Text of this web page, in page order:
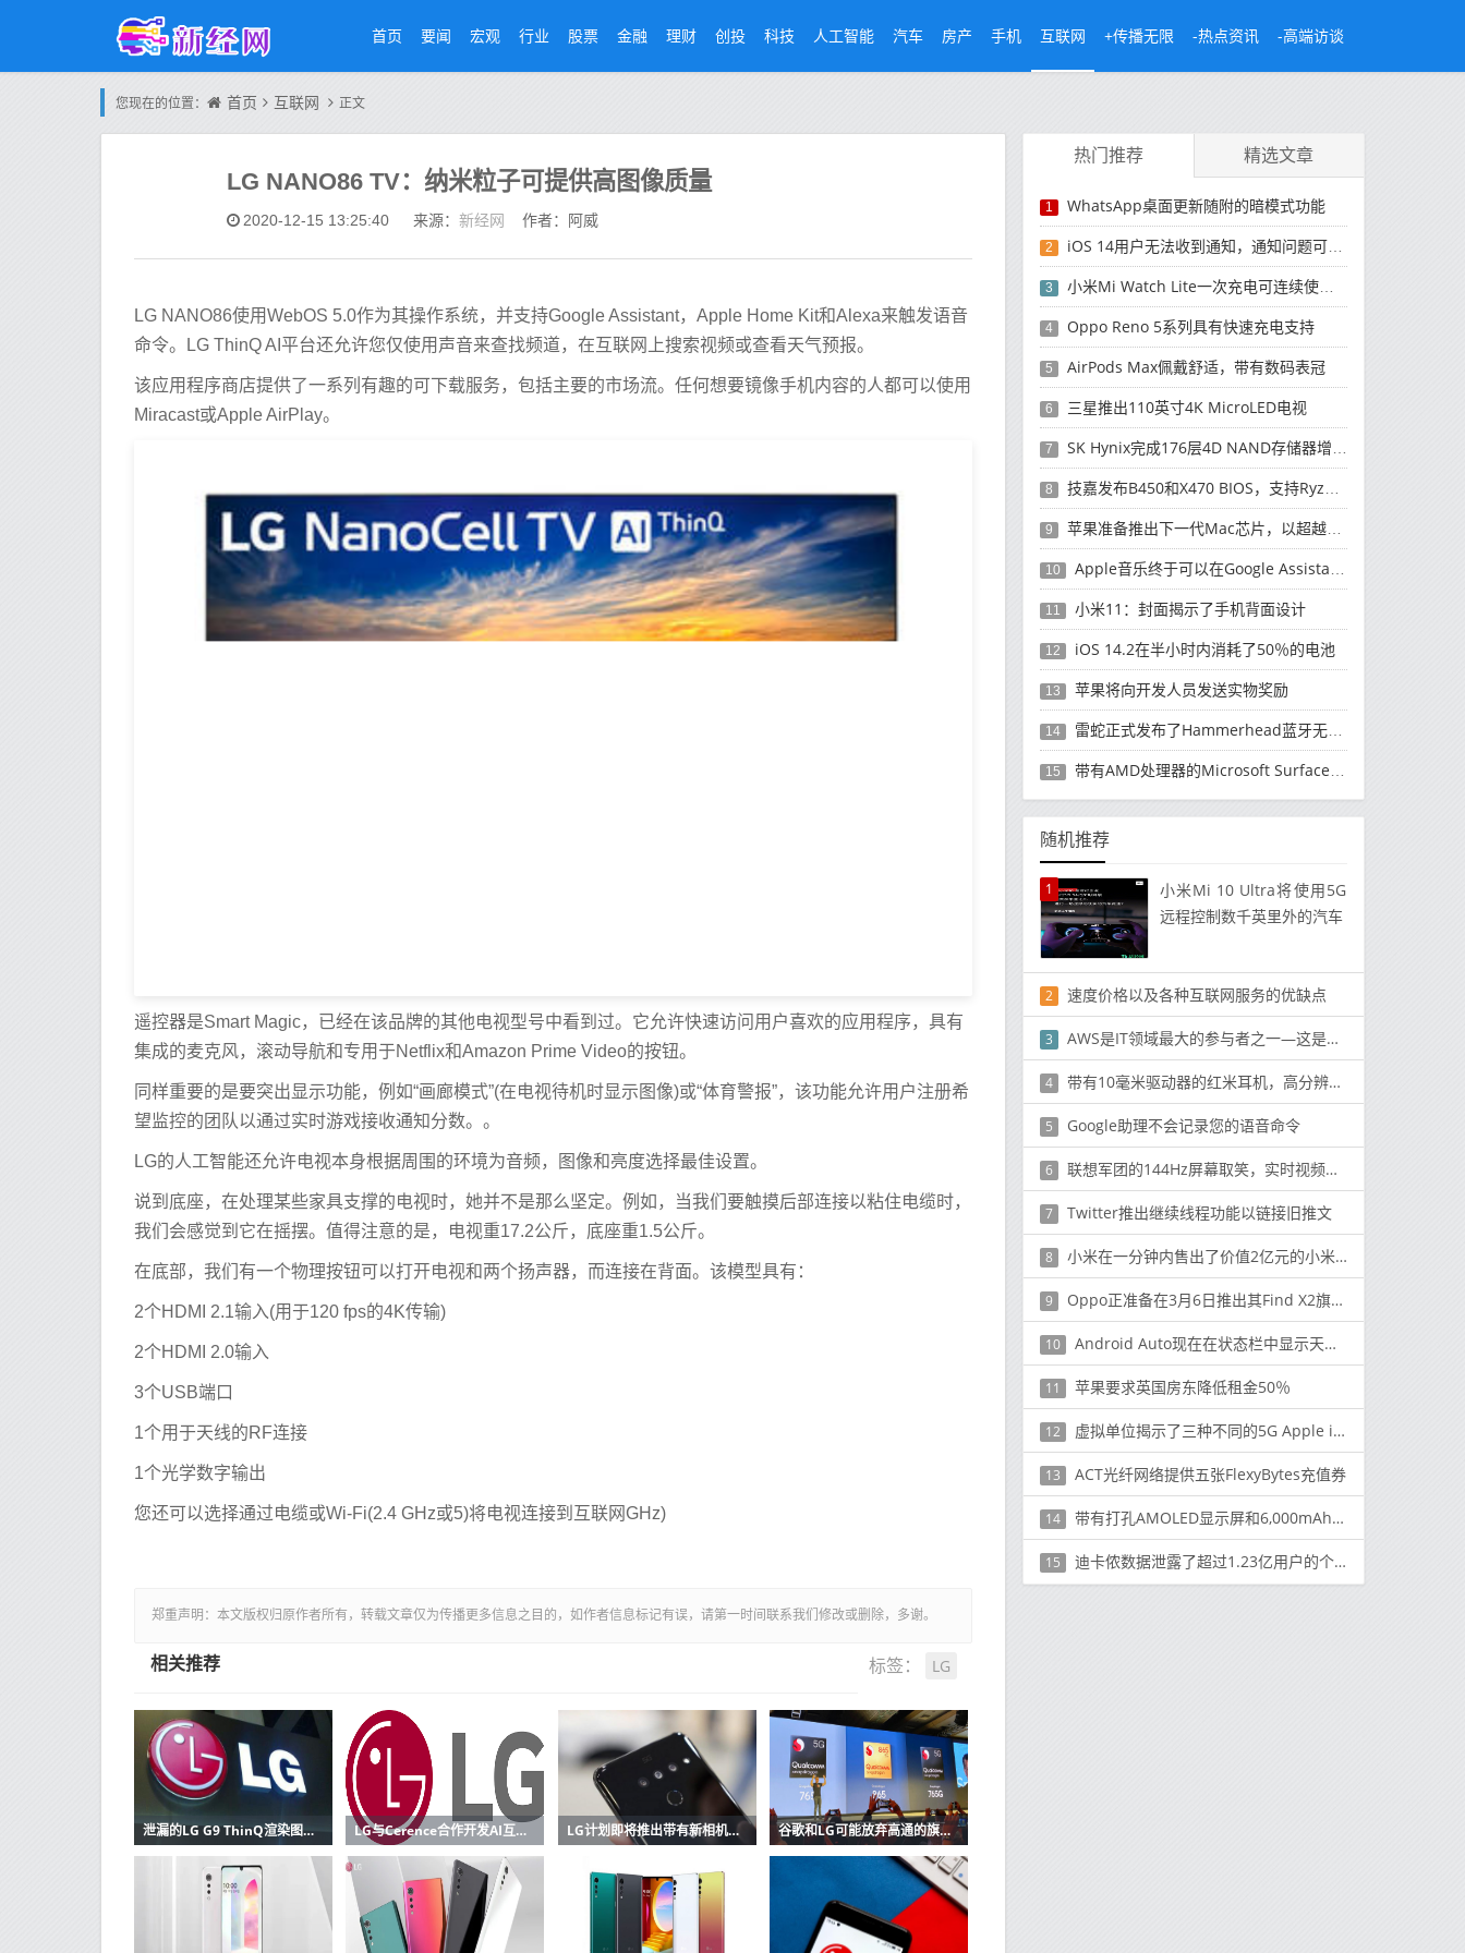
首页 要闻 宏观 行业 股票 金融 理财 创投 科技 人工智能 汽车 房产 手机 互联网 +传播无限 -热点资讯 -高端访谈
您现在的位置： 首页 互联网 正文
LG NANO86 TV：纳米粒子可提供高图像质量
2020-12-15 13:25:40 来源： 新经网 作者：阿威
LG NANO86使用WebOS 5.0作为其操作系统，并支持Google Assistant，Apple Home Kit和Alexa来触发语音
命令。LG ThinQ AI平台还允许您仅使用声音来查找频道，在互联网上搜索视频或查看天气预报。
该应用程序商店提供了一系列有趣的可下载服务，包括主要的市场流。任何想要镜像手机内容的人都可以使用
Miracast或Apple AirPlay。
遥控器是Smart Magic，已经在该品牌的其他电视型号中看到过。它允许快速访问用户喜欢的应用程序，具有
集成的麦克风，滚动导航和专用于Netflix和Amazon Prime Video的按钮。
同样重要的是要突出显示功能，例如“画廊模式”(在电视待机时显示图像)或“体育警报”，该功能允许用户注册希
望监控的团队以通过实时游戏接收通知分数。。
LG的人工智能还允许电视本身根据周围的环境为音频，图像和亮度选择最佳设置。
说到底座，在处理某些家具支撑的电视时，她并不是那么坚定。例如，当我们要触摸后部连接以粘住电缆时，
我们会感觉到它在摇摆。值得注意的是，电视重17.2公斤，底座重1.5公斤。
在底部，我们有一个物理按钮可以打开电视和两个扬声器，而连接在背面。该模型具有：
2个HDMI 2.1输入(用于120 fps的4K传输)
2个HDMI 2.0输入
3个USB端口
1个用于天线的RF连接
1个光学数字输出
您还可以选择通过电缆或Wi-Fi(2.4 GHz或5)将电视连接到互联网GHz)
郑重声明：本文版权归原作者所有，转载文章仅为传播更多信息之目的，如作者信息标记有误，请第一时间联系我们修改或删除，多谢。
标签： LG
相关推荐
泄漏的LG G9 ThinQ渲染图显示四镜头设置与缺口显示屏 LG与Cerence合作开发AI互联汽车平台 LG计划即将推出带有新相机的V60 ThinQ 谷歌和LG可能放弃高通的旗舰产品Snapdragon 865
热门推荐 精选文章
1 WhatsApp桌面更新随附的暗模式功能
2 iOS 14用户无法收到通知，通知问题可能是由蓝牙引起的
3 小米Mi Watch Lite一次充电可连续使用9天
4 Oppo Reno 5系列具有快速充电支持
5 AirPods Max佩戴舒适，带有数码表冠
6 三星推出110英寸4K MicroLED电视
7 SK Hynix完成176层4D NAND存储器增强功能
8 技嘉发布B450和X470 BIOS，支持Ryzen 5000
9 苹果准备推出下一代Mac芯片，以超越高端PC
10 Apple音乐终于可以在Google Assistant智能扬声器使用了
11 小米11：封面揭示了手机背面设计
12 iOS 14.2在半小时内消耗了50％的电池
13 苹果将向开发人员发送实物奖励
14 雷蛇正式发布了Hammerhead蓝牙无线耳机
15 带有AMD处理器的Microsoft Surface即将面世
随机推荐
1
小米Mi 10 Ultra将使用5G
远程控制数千英里外的汽车
2 速度价格以及各种互联网服务的优缺点
3 AWS是IT领域最大的参与者之一—这是掌握平台的方法
4 带有10毫米驱动器的红米耳机，高分辨率音频在Rs推出。售价399卢比
5 Google助理不会记录您的语音命令
6 联想军团的144Hz屏幕取笑，实时视频泄漏显示关键规格
7 Twitter推出继续线程功能以链接旧推文
8 小米在一分钟内售出了价值2亿元的小米10
9 Oppo正准备在3月6日推出其Find X2旗舰产品
10 Android Auto现在在状态栏中显示天气情况
11 苹果要求英国房东降低租金50％
12 虚拟单位揭示了三种不同的5G Apple iPhone 12屏幕尺寸
13 ACT光纤网络提供五张FlexyBytes充值券
14 带有打孔AMOLED显示屏和6,000mAh电池的Galaxy M31s将于本月发布
15 迪卡侬数据泄露了超过1.23亿用户的个人信息